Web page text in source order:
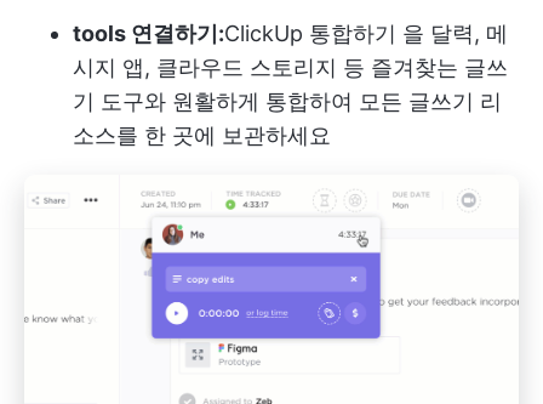
tools 연결하기:ClickUp 통합하기 을 달력, 메
시지 앱, 클라우드 스토리지 등 즐겨찾는 글쓰
기 도구와 원활하게 통합하여 모든 글쓰기 리
소스를 한 곳에 보관하세요